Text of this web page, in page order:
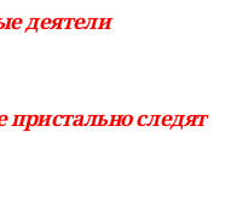
деятели
следят